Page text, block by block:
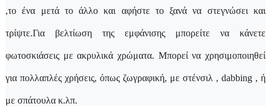
,το ένα μετά το άλλο και αφήστε το ξανά να στεγνώσει και
τρίψτε.Για βελτίωση της εμφάνισης μπορείτε να κάνετε
φωτοσκιάσεις με ακρυλικά χρώματα. Μπορεί να χρησιμοποιηθεί
για πολλαπλές χρήσεις, όπως ζωγραφική, με στένσιλ , dabbing , ή
με σπάτουλα κ.λπ.